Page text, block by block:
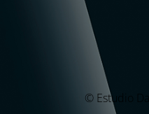
© Estudio